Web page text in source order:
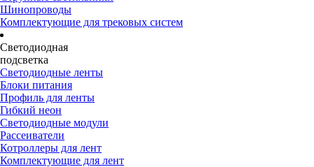
Шинопроводы
Комплектующие для трековых систем
Светодиодная
подсветка
Светодиодные ленты
Блоки питания
Профиль для ленты
Гибкий неон
Светодиодные модули
Рассеиватели
Котроллеры для лент
Комплектующие для лент